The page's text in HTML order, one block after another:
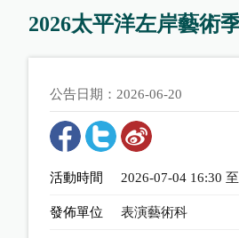
2026太平洋左岸藝術
公告日期：2026-06-20
活動時間 2026-07-04 16:30
發佈單位 表演藝術科